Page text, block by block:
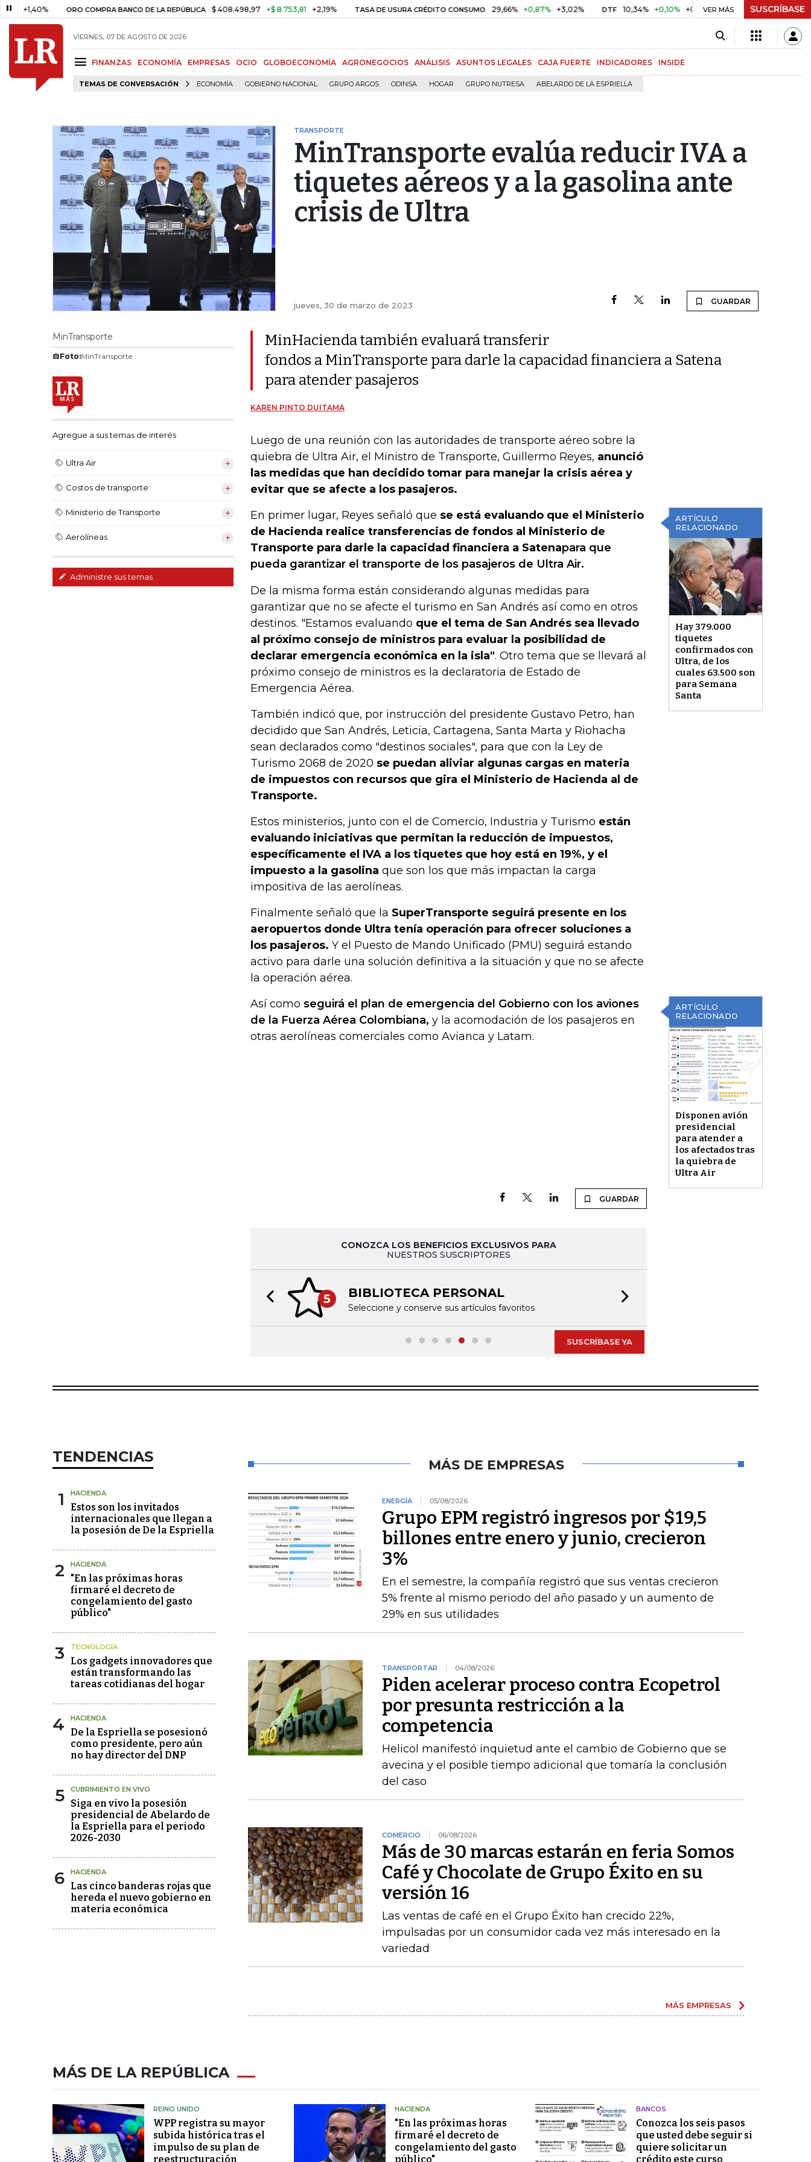
ORO COMPRA BANCO DE LA REPÚBLICA $ 408.498,97 +$ 8.753,81 +2,19% TASA DE USURA CRÉDITO CONSUMO 29,66% +0,87% +3,02% DTF 10,34% +0,10% +0,98% UVR $ 416,91 +$ 0,05 +0,01%
VER MÁS SUSCRÍBASE
VIERNES, 07 DE AGOSTO DE 2026
FINANZAS ECONOMÍA EMPRESAS OCIO GLOBOECONOMÍA AGRONEGOCIOS ANÁLISIS ASUNTOS LEGALES CAJA FUERTE INDICADORES INSIDE
TEMAS DE CONVERSACIÓN ECONOMÍA GOBIERNO NACIONAL GRUPO ARGOS ODINSA HOGAR GRUPO NUTRESA ABELARDO DE LA ESPRIELLA
TRANSPORTE
MinTransporte evalúa reducir IVA a
tiquetes aéreos y a la gasolina ante
crisis de Ultra
jueves, 30 de marzo de 2023 GUARDAR
MinTransporte
Foto:MinTransporte
Agregue a sus temas de interés
Ultra Air
Costos de transporte
Ministerio de Transporte
Aerolíneas
Administre sus temas
MinHacienda también evaluará transferir
fondos a MinTransporte para darle la capacidad financiera a Satena
para atender pasajeros
KAREN PINTO DUITAMA
Luego de una reunión con las autoridades de transporte aéreo sobre la
quiebra de Ultra Air, el Ministro de Transporte, Guillermo Reyes, anunció
las medidas que han decidido tomar para manejar la crisis aérea y
evitar que se afecte a los pasajeros.
ARTÍCULO
RELACIONADO
Hay 379.000
tiquetes
confirmados con
Ultra, de los
cuales 63.500 son
para Semana
Santa
En primer lugar, Reyes señaló que se está evaluando que el Ministerio
de Hacienda realice transferencias de fondos al Ministerio de
Transporte para darle la capacidad financiera a Satenapara que
pueda garantizar el transporte de los pasajeros de Ultra Air.
De la misma forma están considerando algunas medidas para
garantizar que no se afecte el turismo en San Andrés así como en otros
destinos. "Estamos evaluando que el tema de San Andrés sea llevado
al próximo consejo de ministros para evaluar la posibilidad de
declarar emergencia económica en la isla". Otro tema que se llevará al
próximo consejo de ministros es la declaratoria de Estado de
Emergencia Aérea.
También indicó que, por instrucción del presidente Gustavo Petro, han
decidido que San Andrés, Leticia, Cartagena, Santa Marta y Riohacha
sean declarados como "destinos sociales", para que con la Ley de
Turismo 2068 de 2020 se puedan aliviar algunas cargas en materia
de impuestos con recursos que gira el Ministerio de Hacienda al de
Transporte.
Estos ministerios, junto con el de Comercio, Industria y Turismo están
evaluando iniciativas que permitan la reducción de impuestos,
específicamente el IVA a los tiquetes que hoy está en 19%, y el
impuesto a la gasolina que son los que más impactan la carga
impositiva de las aerolíneas.
Finalmente señaló que la SuperTransporte seguirá presente en los
aeropuertos donde Ultra tenía operación para ofrecer soluciones a
los pasajeros. Y el Puesto de Mando Unificado (PMU) seguirá estando
activo para darle una solución definitiva a la situación y que no se afecte
la operación aérea.
ARTÍCULO
RELACIONADO
Disponen avión
presidencial
para atender a
los afectados tras
la quiebra de
Ultra Air
Así como seguirá el plan de emergencia del Gobierno con los aviones
de la Fuerza Aérea Colombiana, y la acomodación de los pasajeros en
otras aerolíneas comerciales como Avianca y Latam.
GUARDAR
CONOZCA LOS BENEFICIOS EXCLUSIVOS PARA
NUESTROS SUSCRIPTORES
5 BIBLIOTECA PERSONAL
Seleccione y conserve sus artículos favoritos
Previous slide
SUSCRÍBASE YA
TENDENCIAS
1 HACIENDA
Estos son los invitados
internacionales que llegan a
la posesión de De la Espriella
2 HACIENDA
"En las próximas horas
firmaré el decreto de
congelamiento del gasto
público"
3 TECNOLOGÍA
Los gadgets innovadores que
están transformando las
tareas cotidianas del hogar
4 HACIENDA
De la Espriella se posesionó
como presidente, pero aún
no hay director del DNP
5 CUBRIMIENTO EN VIVO
Siga en vivo la posesión
presidencial de Abelardo de
la Espriella para el periodo
2026-2030
6 HACIENDA
Las cinco banderas rojas que
hereda el nuevo gobierno en
materia económica
MÁS DE EMPRESAS
ENERGÍA 05/08/2026
Grupo EPM registró ingresos por $19,5
billones entre enero y junio, crecieron
3%
En el semestre, la compañía registró que sus ventas crecieron
5% frente al mismo periodo del año pasado y un aumento de
29% en sus utilidades
TRANSPORTAR 04/08/2026
Piden acelerar proceso contra Ecopetrol
por presunta restricción a la
competencia
Helicol manifestó inquietud ante el cambio de Gobierno que se
avecina y el posible tiempo adicional que tomaría la conclusión
del caso
COMERCIO 06/08/2026
Más de 30 marcas estarán en feria Somos
Café y Chocolate de Grupo Éxito en su
versión 16
Las ventas de café en el Grupo Éxito han crecido 22%,
impulsadas por un consumidor cada vez más interesado en la
variedad
MÁS EMPRESAS
MÁS DE LA REPÚBLICA
REINO UNIDO
WPP registra su mayor
subida histórica tras el
impulso de su plan de
reestructuración
HACIENDA
"En las próximas horas
firmaré el decreto de
congelamiento del gasto
público"
BANCOS
Conozca los seis pasos
que usted debe seguir si
quiere solicitar un
crédito este curso